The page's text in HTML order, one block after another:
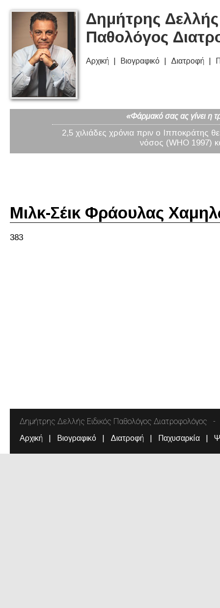
Δημήτρης
Παθολόγος
Αρχική Βιογραφικό Διατροφή
«Φάρμακό σας ας γίνει η
2,5 χιλιάδες χρόνια πριν ο Ιπποκράτης
νόσος (WHO 1997)
Μιλκ-Σέικ Φράουλας
383
Δημήτρης Δελλής Ειδικός Παθολόγος Διατροφολόγος
Αρχική Βιογραφικό Διατροφή Παχυσαρκία